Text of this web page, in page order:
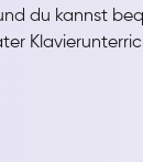
du kannst